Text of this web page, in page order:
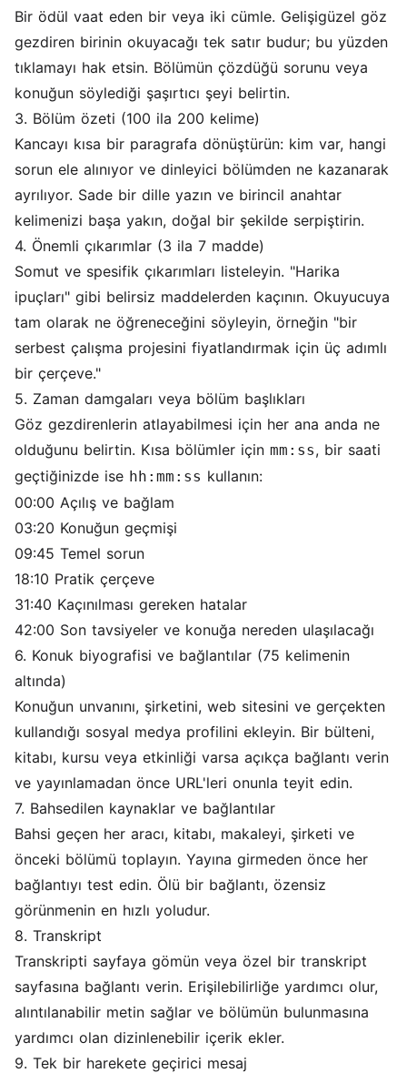
Bir ödül vaat eden bir veya iki cümle. Gelişigüzel göz
gezdiren birinin okuyacağı tek satır budur; bu yüzden
tıklamayı hak etsin. Bölümün çözdüğü sorunu veya
konuğun söylediği şaşırtıcı şeyi belirtin.
3. Bölüm özeti (100 ila 200 kelime)
Kancayı kısa bir paragrafa dönüştürün: kim var, hangi
sorun ele alınıyor ve dinleyici bölümden ne kazanarak
ayrılıyor. Sade bir dille yazın ve birincil anahtar
kelimenizi başa yakın, doğal bir şekilde serpiştirin.
4. Önemli çıkarımlar (3 ila 7 madde)
Somut ve spesifik çıkarımları listeleyin. "Harika
ipuçları" gibi belirsiz maddelerden kaçının. Okuyucuya
tam olarak ne öğreneceğini söyleyin, örneğin "bir
serbest çalışma projesini fiyatlandırmak için üç adımlı
bir çerçeve."
5. Zaman damgaları veya bölüm başlıkları
Göz gezdirenlerin atlayabilmesi için her ana anda ne
olduğunu belirtin. Kısa bölümler için mm:ss, bir saati
geçtiğinizde ise hh:mm:ss kullanın:
00:00 Açılış ve bağlam
03:20 Konuğun geçmişi
09:45 Temel sorun
18:10 Pratik çerçeve
31:40 Kaçınılması gereken hatalar
42:00 Son tavsiyeler ve konuğa nereden ulaşılacağı
6. Konuk biyografisi ve bağlantılar (75 kelimenin
altında)
Konuğun unvanını, şirketini, web sitesini ve gerçekten
kullandığı sosyal medya profilini ekleyin. Bir bülteni,
kitabı, kursu veya etkinliği varsa açıkça bağlantı verin
ve yayınlamadan önce URL'leri onunla teyit edin.
7. Bahsedilen kaynaklar ve bağlantılar
Bahsi geçen her aracı, kitabı, makaleyi, şirketi ve
önceki bölümü toplayın. Yayına girmeden önce her
bağlantıyı test edin. Ölü bir bağlantı, özensiz
görünmenin en hızlı yoludur.
8. Transkript
Transkripti sayfaya gömün veya özel bir transkript
sayfasına bağlantı verin. Erişilebilirliğe yardımcı olur,
alıntılanabilir metin sağlar ve bölümün bulunmasına
yardımcı olan dizinlenebilir içerik ekler.
9. Tek bir harekete geçirici mesaj